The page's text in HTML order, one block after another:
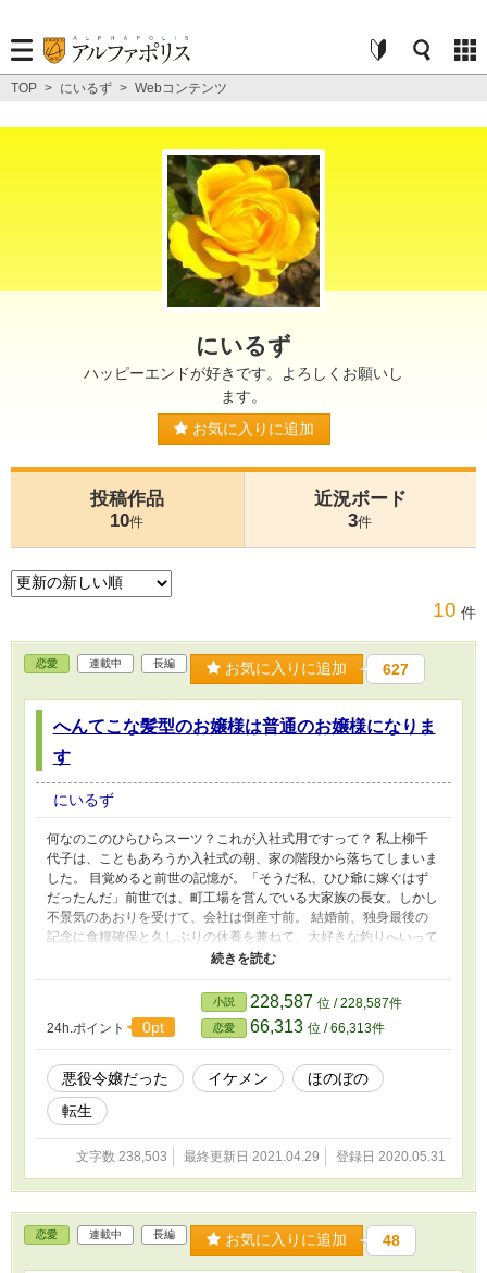
TOP > にいるず > Webコンテンツ
にいるず
ハッピーエンドが好きです。よろしくお願いし
ます。
お気に入りに追加
投稿作品
10件
近況ボード
3件
10 件
恋愛 連載中 長編 お気に入りに追加 627
へんてこな髪型のお嬢様は普通のお嬢様になりま
す
にいるず
何なのこのひらひらスーツ？これが入社式用ですって？ 私上柳千
代子は、こともあろうか入社式の朝、家の階段から落ちてしまいま
した。 目覚めると前世の記憶が。「そうだ私、ひひ爺に嫁ぐはず
だったんだ」前世では、町工場を営んでいる大家族の長女。しかし
不景気のあおりを受けて、会社は倒産寸前。 結婚前、独身最後の
記念に食糧確保と久しぶりの休養を兼ねて、大好きな釣りへいって
きます！ けれどそこで足を滑らして死んでしまったのですね。 そ
漫画の世界じゃない！ え～私って、大企業のお嬢様なの！やった
ぁ！ 今世ではお金の苦労無しねって喜んでいたらまさかの悪役な
の？！がっかり。しかも髪型は変だし、いいなずけさんにストーカ
ーまがいのことまでしてたんですかそうですか。嫌われるわけです
よね。 わかりました。こんなコスパの悪いへんてこな髪型は封印
させていただきます。いいなずけさんも結構です。 私は私で生き
ていきます。なんせ前世と違い、お金持ちなんで笑。 ※本編完結
24h.ポイント 0pt
小説 228,587 位 / 228,587件
恋愛 66,313 位 / 66,313件
悪役令嬢だった イケメン
ほのぼの
転生
文字数 238,503 最終更新日 2021.04.29 登録日 2020.05.31
恋愛 連載中 長編 お気に入りに追加 48